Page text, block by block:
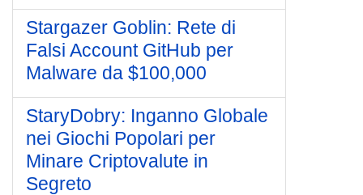
Stargazer Goblin: Rete di
Falsi Account GitHub per
Malware da $100,000
StaryDobry: Inganno Globale
nei Giochi Popolari per
Minare Criptovalute in
Segreto